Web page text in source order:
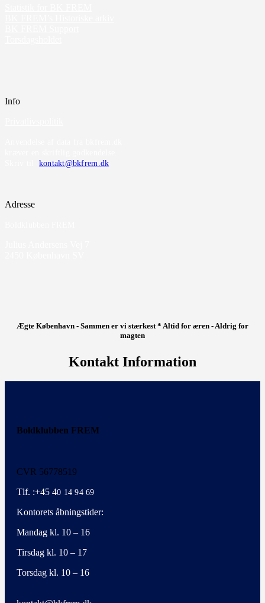
Info
kontakt@bkfrem.dk
Adresse
Ægte København - Sammen er vi stærkest * Altid for æren - Aldrig for
magten
Kontakt Information
Boldklubben FREM
CVR 56778519
Tlf. :+45 40 14 94 69
Kontorets åbningstider:
Mandag kl. 10 – 16
Tirsdag kl. 10 – 17
Torsdag kl. 10 – 16